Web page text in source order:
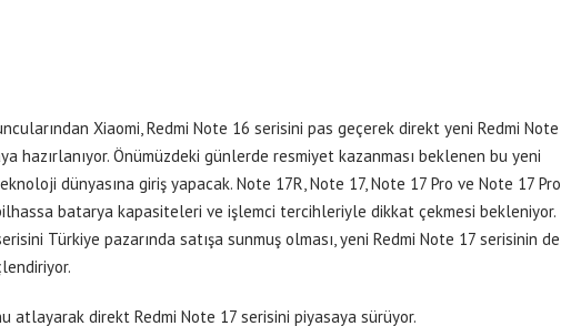
Xiaomi, Redmi Note 16 serisini pas geçerek direkt yeni Redmi Note
hazırlanıyor. Önümüzdeki günlerde resmiyet kazanması beklenen bu yeni
dünyasına giriş yapacak. Note 17R, Note 17, Note 17 Pro ve Note 17 Pro
batarya kapasiteleri ve işlemci tercihleriyle dikkat çekmesi bekleniyor.
Türkiye pazarında satışa sunmuş olması, yeni Redmi Note 17 serisinin de
atlayarak direkt Redmi Note 17 serisini piyasaya sürüyor.